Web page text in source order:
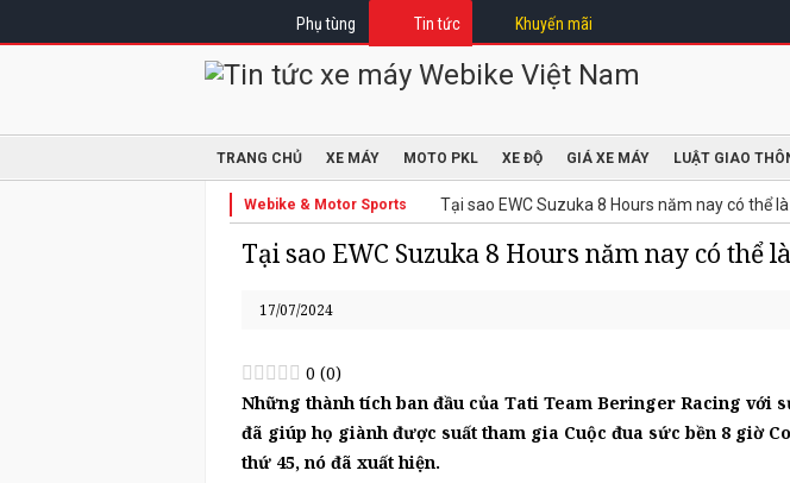
Phụ tùng Tin tức Khuyến mãi
TRANG CHỦ XE MÁY MOTO PKL XE ĐỘ GIÁ XE MÁY LUẬT GIAO
Webike & Motor Sports Tại sao EWC Suzuka 8 Hours năm nay có thể
Tại sao EWC Suzuka 8 Hours năm nay có thể
17/07/2024
0 (0)
Những thành tích ban đầu của Tati Team Beringer Racing với
đã giúp họ giành được suất tham gia Cuộc đua sức bền 8 giờ
thứ 45, nó đã xuất hiện.